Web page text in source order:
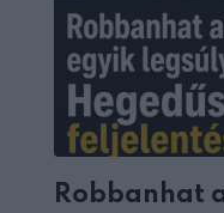
Robbanhat